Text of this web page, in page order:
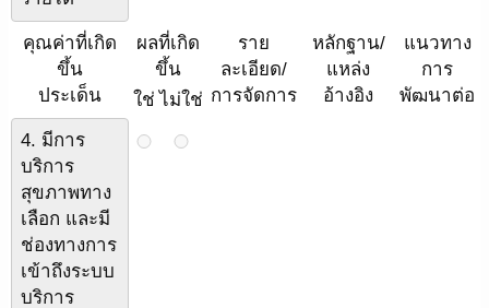
คุณค่าที่เกิด
ขึ้น
ประเด็น
ผลที่เกิด
ขึ้น
ราย
ละเอียด/
การจัดการ
หลักฐาน/
แหล่ง
อ้างอิง
แนวทาง
การ
พัฒนาต่อ
ใช่ ไม่ใช่
4. มีการ
บริการ
สุขภาพทาง
เลือก และมี
ช่องทางการ
เข้าถึงระบบ
บริการ